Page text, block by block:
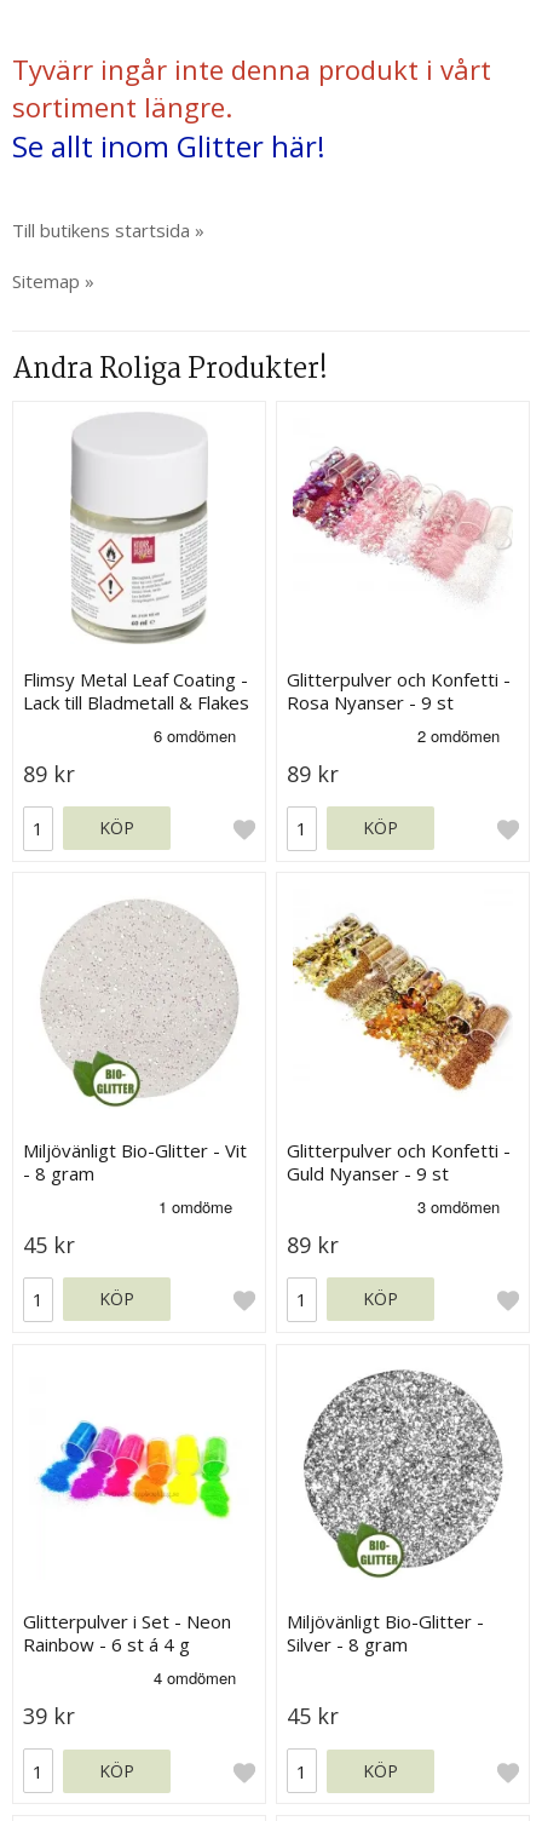
Tyvärr ingår inte denna produkt i vårt
sortiment längre.
Se allt inom Glitter här!
Till butikens startsida »
Sitemap »
Andra Roliga Produkter!
Flimsy Metal Leaf Coating -
Lack till Bladmetall & Flakes
89 kr
KÖP
Glitterpulver och Konfetti -
Rosa Nyanser - 9 st
89 kr
KÖP
Miljövänligt Bio-Glitter - Vit
- 8 gram
45 kr
KÖP
Glitterpulver och Konfetti -
Guld Nyanser - 9 st
89 kr
KÖP
Glitterpulver i Set - Neon
Rainbow - 6 st á 4 g
39 kr
KÖP
Miljövänligt Bio-Glitter -
Silver - 8 gram
45 kr
KÖP